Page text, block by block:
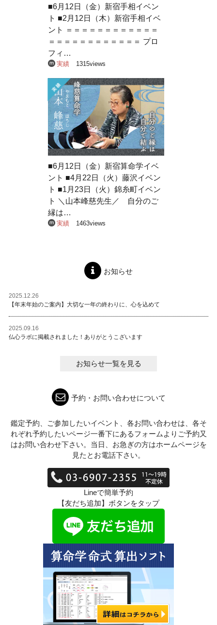
■6月12日（金）新宿手相イベン
ト ■2月12日（木）新宿手相イベ
ント ＝＝＝＝＝＝＝＝＝＝＝＝
＝＝＝＝＝＝＝＝＝＝＝＝ プロ
フィ…
実績 1315views
■6月12日（金）新宿算命学イベ
ント ■4月22日（火）藤沢イベン
ト ■1月23日（火）錦糸町イベン
ト ＼山本峰慈先生／ 自分のご
縁は…
実績 1463views
お知らせ
2025.12.26
【年末年始のご案内】大切な一年の終わりに、心を込めて
2025.09.16
仏心ラボに掲載されました！ありがとうこざいます
お知らせ一覧を見る
予約・お問い合わせについて
鑑定予約、ご参加したいイベント、各お問い合わせは、各そ
れぞれ予約したいページ一番下にあるフォームよりご予約又
はお問い合わせ下さい。当日、お急ぎの方はホームページを
見たとお電話下さい。
Lineで簡単予約
【友だち追加】ボタンをタップ